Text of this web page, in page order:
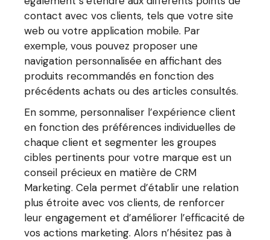
contact avec vos clients, tels que votre site
web ou votre application mobile. Par
exemple, vous pouvez proposer une
navigation personnalisée en affichant des
produits recommandés en fonction des
précédents achats ou des articles consultés.
En somme, personnaliser l’expérience client
en fonction des préférences individuelles de
chaque client et segmenter les groupes
cibles pertinents pour votre marque est un
conseil précieux en matière de CRM
Marketing. Cela permet d’établir une relation
plus étroite avec vos clients, de renforcer
leur engagement et d’améliorer l’efficacité de
vos actions marketing. Alors n’hésitez pas à